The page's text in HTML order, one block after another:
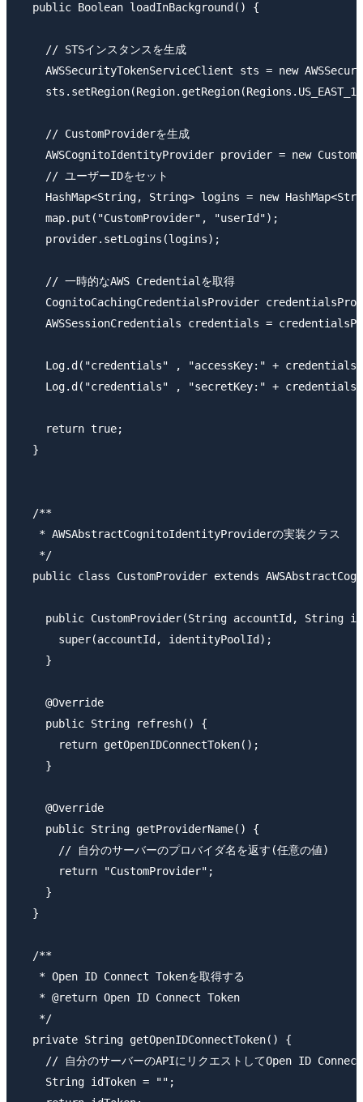
  public Boolean loadInBackground() {
    // STSインスタンスを生成
AWSSecurityTokenServiceClient sts = new
    // CustomProviderを生成
AWSCognitoIdentityProvider provider = new
    // ユーザーIDをセット
HashMap<String, String> logins = new
    map.put("CustomProvider", "userId");
    provider.setLogins(logins);
    // 一時的なAWS Credentialを取得
CognitoCachingCredentialsProvider
AWSSessionCredentials credentials =
Log.d("credentials" , "accessKey:" +
Log.d("credentials" , "secretKey:" +
    return true;
  }
  /**
   * AWSAbstractCognitoIdentityProviderの実装クラス
   */
public class CustomProvider extends
public CustomProvider(String accountId, String
      super(accountId, identityPoolId);
    }
    @Override
    public String refresh() {
      return getOpenIDConnectToken();
    }
    @Override
    public String getProviderName() {
      // 自分のサーバーのプロバイダ名を返す(任意の値)
      return "CustomProvider";
    }
  }
  /**
   * Open ID Connect Tokenを取得する
   * @return Open ID Connect Token
   */
  private String getOpenIDConnectToken() {
// 自分のサーバーのAPIにリクエストしてOpen ID
    String idToken = "";